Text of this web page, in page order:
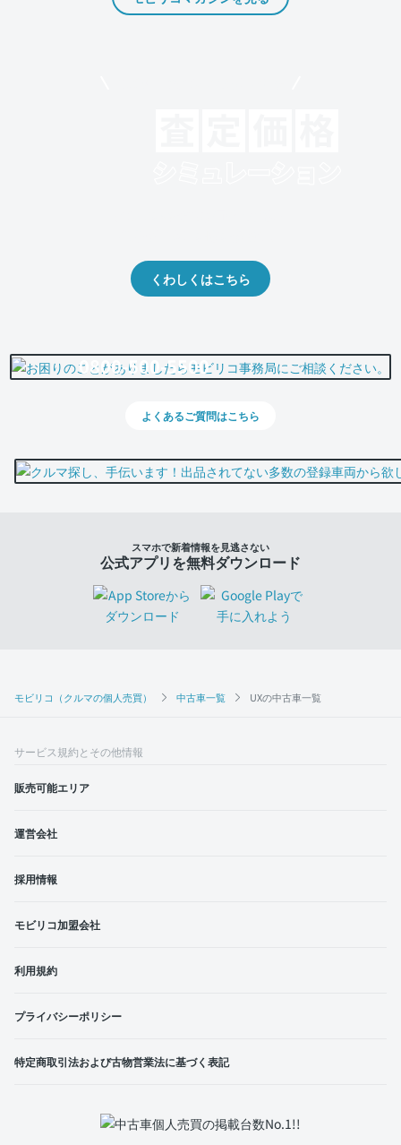
モビリコ（クルマの個人売買） 中古車一覧 UXの中古車一覧
くわしくはこちら
0800-500-5500
よくあるご質問はこちら
スマホで新着情報を見逃さない
公式アプリを無料ダウンロード
サービス規約とその他情報
販売可能エリア
運営会社
採用情報
モビリコ加盟会社
利用規約
プライバシーポリシー
特定商取引法および古物営業法に基づく表記